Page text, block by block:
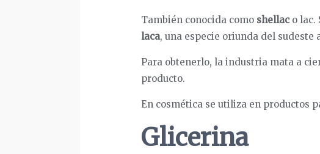
También conocida como shellaco lac.
laca, una especie oriunda del sudeste
Para obtenerlo, la industria mata a
producto.
En cosmética se utiliza en productos
Glicerina